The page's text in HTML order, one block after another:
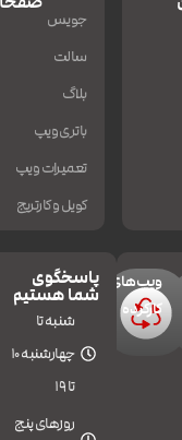
جویس
سالت
بلاگ
باتری ویپ
تعمیرات ویپ
کویل و کارتریج
ویپ‌های
کارکرده
پاسخگوی
شما هستیم
شنبه تا
چهارشنبه 10
تا 19
روزهای پنج